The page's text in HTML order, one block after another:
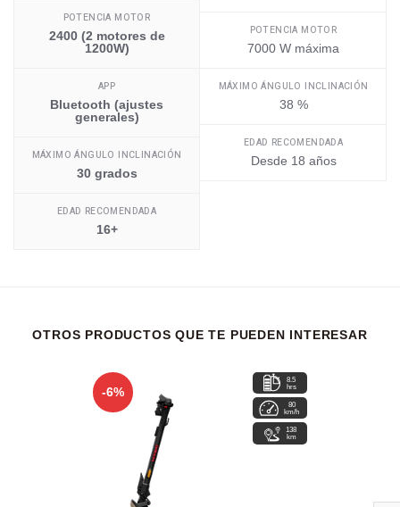
POTENCIA MOTOR
2400 (2 motores de
1200W)
APP
Bluetooth (ajustes
generales)
MÁXIMO ÁNGULO INCLINACIÓN
30 grados
EDAD RECOMENDADA
16+
POTENCIA MOTOR
7000 W máxima
MÁXIMO ÁNGULO INCLINACIÓN
38 %
EDAD RECOMENDADA
Desde 18 años
OTROS PRODUCTOS QUE TE PUEDEN INTERESAR
-6%
8.5
hrs
80
km/h
138
km